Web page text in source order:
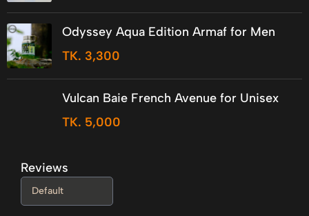
Odyssey Aqua Edition Armaf for Men
TK. 3,300
Vulcan Baie French Avenue for Unisex
TK. 5,000
Reviews